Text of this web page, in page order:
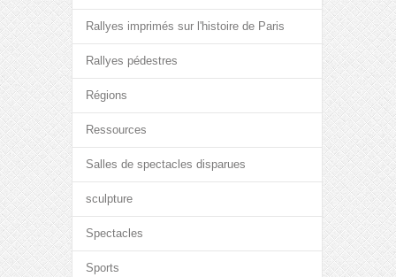
Rallyes imprimés sur l'histoire de Paris
Rallyes pédestres
Régions
Ressources
Salles de spectacles disparues
sculpture
Spectacles
Sports